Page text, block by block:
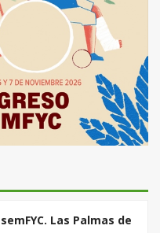
Las Palmas de